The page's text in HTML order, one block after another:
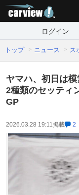
ログイン
トップ ニュース ス
ヤマハ、初日は
2種類のセッティ
GP
2026.03.28 19:11掲載 2